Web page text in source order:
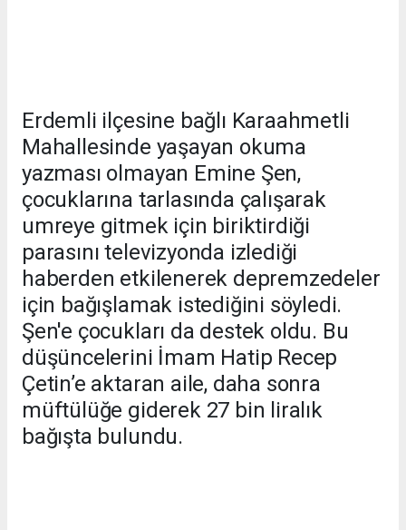
Erdemli ilçesine bağlı Karaahmetli
Mahallesinde yaşayan okuma
yazması olmayan Emine Şen,
çocuklarına tarlasında çalışarak
umreye gitmek için biriktirdiği
parasını televizyonda izlediği
haberden etkilenerek depremzedeler
için bağışlamak istediğini söyledi.
Şen'e çocukları da destek oldu. Bu
düşüncelerini İmam Hatip Recep
Çetin’e aktaran aile, daha sonra
müftülüğe giderek 27 bin liralık
bağışta bulundu.